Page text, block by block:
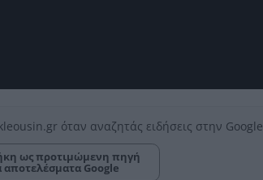
όταν αναζητάς ειδήσεις στην Google
ως προτιμώμενη πηγή
αποτελέσματα Google